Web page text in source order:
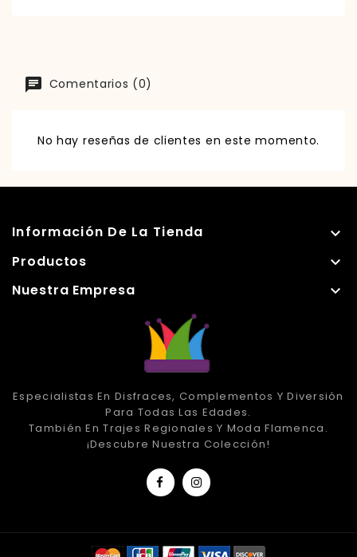
Comentarios (0)
No hay reseñas de clientes en este momento.
Información De La Tienda 
Productos 
Nuestra Empresa 
Especialistas En Disfraces, Complementos Y Diversión
Para Todas Las Edades.
También En Trajes Regionales Y Moda Flamenca.
¡Descubre Nuestra Colección!